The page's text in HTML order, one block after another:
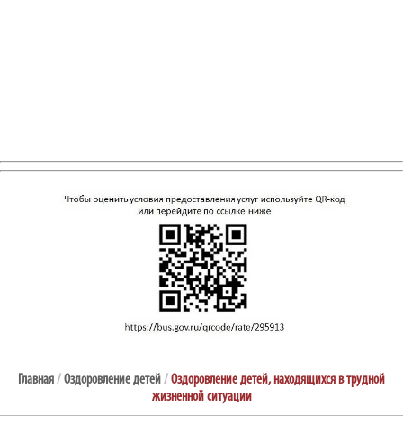
Главная/Оздоровление детей/Оздоровление детей, находящихся в трудной
жизненной ситуации